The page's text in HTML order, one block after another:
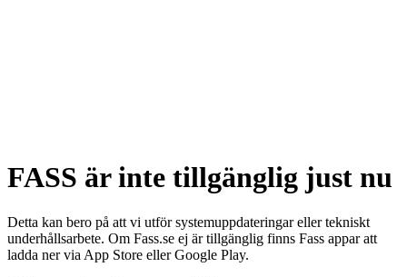
FASS är inte tillgänglig just nu
Detta kan bero på att vi utför systemuppdateringar eller tekniskt
underhållsarbete. Om Fass.se ej är tillgänglig finns Fass appar att
ladda ner via App Store eller Google Play.